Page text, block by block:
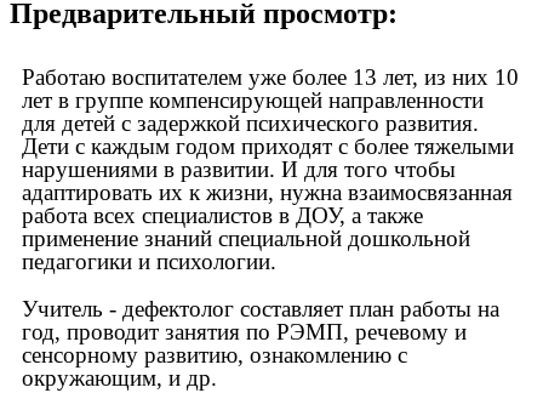
Предварительный просмотр:
Работаю воспитателем уже более 13 лет, из них 10
лет в группе компенсирующей направленности
для детей с задержкой психического развития.
Дети с каждым годом приходят с более тяжелыми
нарушениями в развитии. И для того чтобы
адаптировать их к жизни, нужна взаимосвязанная
работа всех специалистов в ДОУ, а также
применение знаний специальной дошкольной
педагогики и психологии.
Учитель - дефектолог составляет план работы на
год, проводит занятия по РЭМП, речевому и
сенсорному развитию, ознакомлению с
окружающим, и др.